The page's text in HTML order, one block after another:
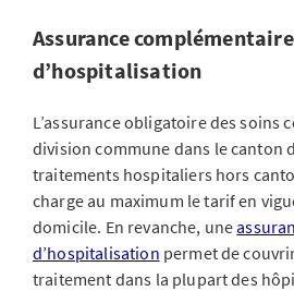
Assurance complémentaire
d’hospitalisation
L’assurance obligatoire des soins
division commune dans le canton
traitements hospitaliers hors
charge au maximum le tarif en
domicile. En revanche, une
d’hospitalisation permet de
traitement dans la plupart des